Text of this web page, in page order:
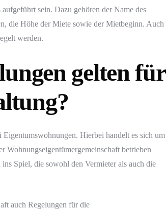
sein. Dazu gehören der Name des
die Höhe der Miete sowie der Mietbeginn. Auch
werden.
gelten für
Hierbei handelt es sich um
betrieben
Spiel, die sowohl den Vermieter als auch die
auch Regelungen für die